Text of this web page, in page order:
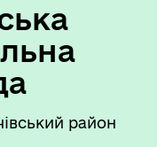
район